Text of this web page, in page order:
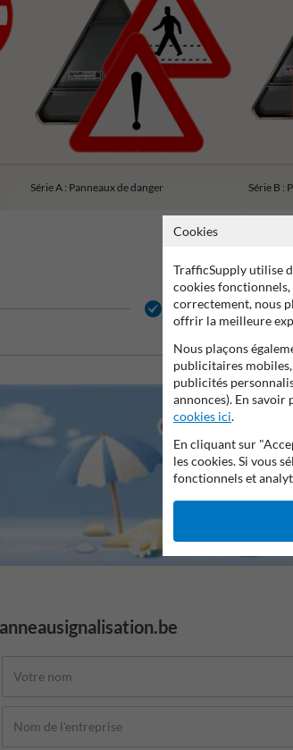
Série A : Panneaux de danger Série B :
2 ans de garantie
Cookies
TrafficSupply utilise
cookies
correctement, nous
offrir la meilleure
Nous plaçons
publicitaires
publicités
annonces). En savoir
cookies ici.
En cliquant sur
les cookies. Si vous
fonctionnels et